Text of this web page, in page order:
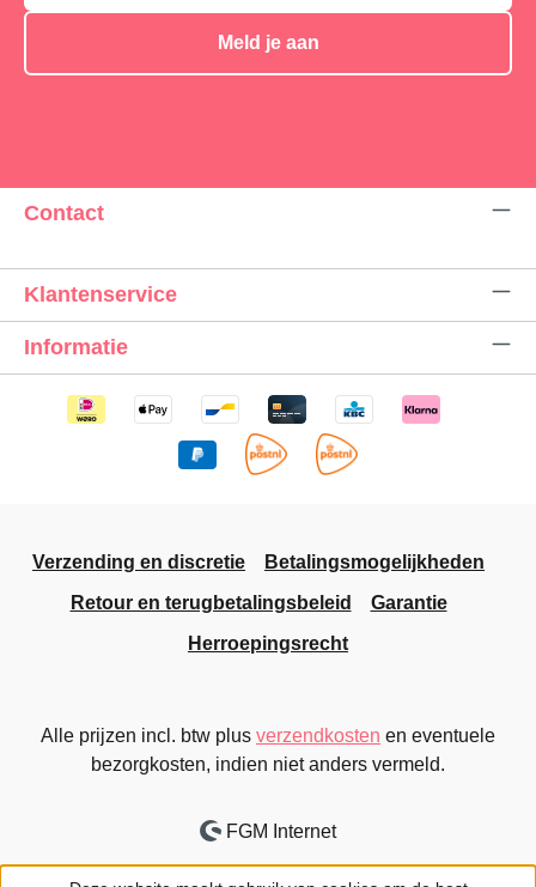
Meld je aan
Contact
Klantenservice
Informatie
Verzending en discretie
Betalingsmogelijkheden
Retour en terugbetalingsbeleid
Garantie
Herroepingsrecht
Alle prijzen incl. btw plus verzendkosten en eventuele
bezorgkosten, indien niet anders vermeld.
FGM Internet